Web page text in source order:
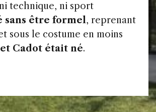
technique, ni sport
sans être formel, reprenant
sous le costume en moins
Cadot était né.